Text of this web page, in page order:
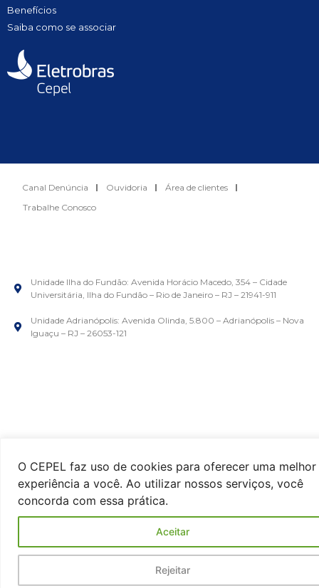
O CEPEL faz uso de cookies para oferecer uma melhor
experiência a você. Ao utilizar nossos serviços, você
concorda com essa prática.
Rejeitar
Aceitar
Benefícios
Saiba como se associar
Canal Denúncia Ouvidoria
Área de clientes
Trabalhe Conosco
Unidade Ilha do Fundão: Avenida Horácio Macedo, 354 – Cidade
Universitária, Ilha do Fundão – Rio de Janeiro – RJ – 21941-911
Unidade Adrianópolis: Avenida Olinda, 5.800 – Adrianópolis – Nova
Iguaçu – RJ – 26053-121